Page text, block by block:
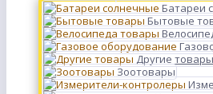
Батареи
Бытовые
Другие товары
Зоотовары